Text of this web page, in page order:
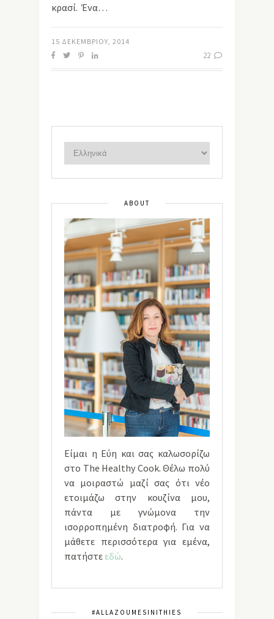
κρασί. Ένα…
15 ΔΕΚΕΜΒΡΊΟΥ, 2014
22
ABOUT
Είμαι η Εύη και σας καλωσορίζω
στο The Healthy Cook. Θέλω πολύ
να μοιραστώ μαζί σας ότι νέο
ετοιμάζω στην κουζίνα μου,
πάντα με γνώμονα την
ισορροπημένη διατροφή. Για να
μάθετε περισσότερα για εμένα,
πατήστε εδώ.
#ALLAZOUMESINITHIES